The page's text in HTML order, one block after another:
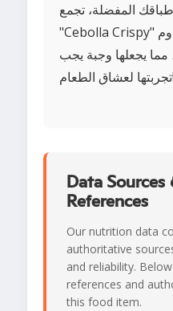
المفضلة، تجمع
"Cebolla Crispy" بين الطعم الذي لا يقاوم
يجعلها وجبة يجب
تجربتها لعشاق الطعام!
Data
References
Our nutrition data
authoritative
and reliability.
references and
this food item.